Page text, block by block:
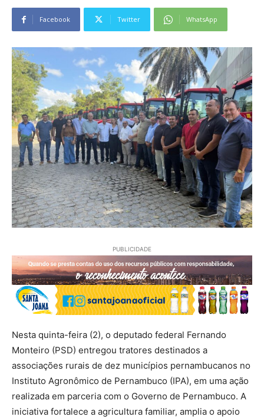
Facebook Twitter WhatsApp
PUBLICIDADE
Nesta quinta-feira (2), o deputado federal Fernando
Monteiro (PSD) entregou tratores destinados a
associações rurais de dez municípios pernambucanos no
Instituto Agronômico de Pernambuco (IPA), em uma ação
realizada em parceria com o Governo de Pernambuco. A
iniciativa fortalece a agricultura familiar, amplia o apoio